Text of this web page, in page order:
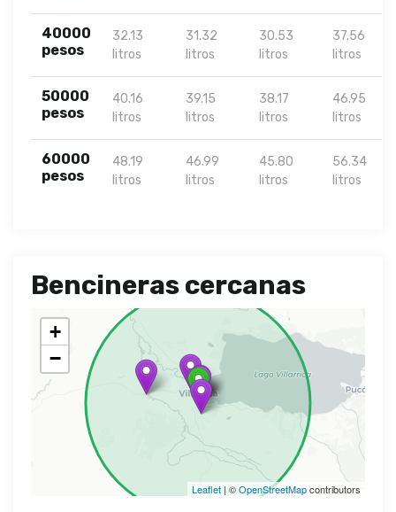
40000
pesos
32.13
litros
31.32
litros
30.53
litros
37.56
litros
50000
pesos
40.16
litros
39.15
litros
38.17
litros
46.95
litros
60000
pesos
48.19
litros
46.99
litros
45.80
litros
56.34
litros
Bencineras cercanas
+
−
Leaflet | ©OpenStreetMapcontributors